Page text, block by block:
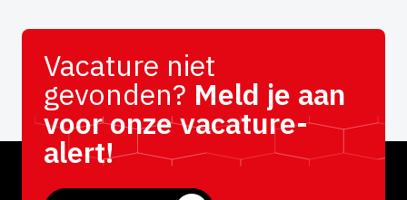
Vacature niet
gevonden? Meld je aan
voor onze vacature-
alert!